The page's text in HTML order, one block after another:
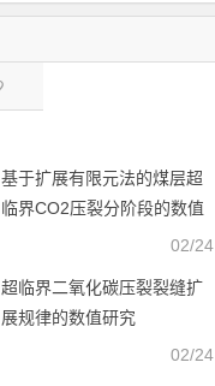
基于扩展有限元法的煤层超
临界CO2压裂分阶段的数值
02/24
超临界二氧化碳压裂裂缝扩
展规律的数值研究
02/24